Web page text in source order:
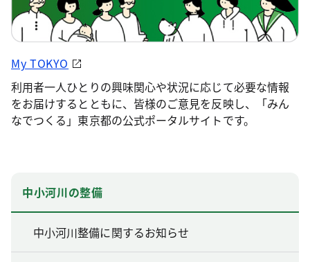
My TOKYO
利用者一人ひとりの興味関心や状況に応じて必要な情報
をお届けするとともに、皆様のご意見を反映し、「みん
なでつくる」東京都の公式ポータルサイトです。
中小河川の整備
中小河川整備に関するお知らせ